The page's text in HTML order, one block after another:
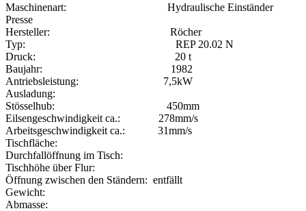
Maschinenart: Hydraulische Einständer
Presse
Hersteller: Röcher
Typ: REP 20.02 N
Druck: 20 t
Baujahr: 1982
Antriebsleistung: 7,5kW
Ausladung:
Stösselhub: 450mm
Eilsengeschwindigkeit ca.: 278mm/s
Arbeitsgeschwindigkeit ca.: 31mm/s
Tischfläche:
Durchfallöffnung im Tisch:
Tischhöhe über Flur:
Öffnung zwischen den Ständern: entfällt
Gewicht:
Abmasse: